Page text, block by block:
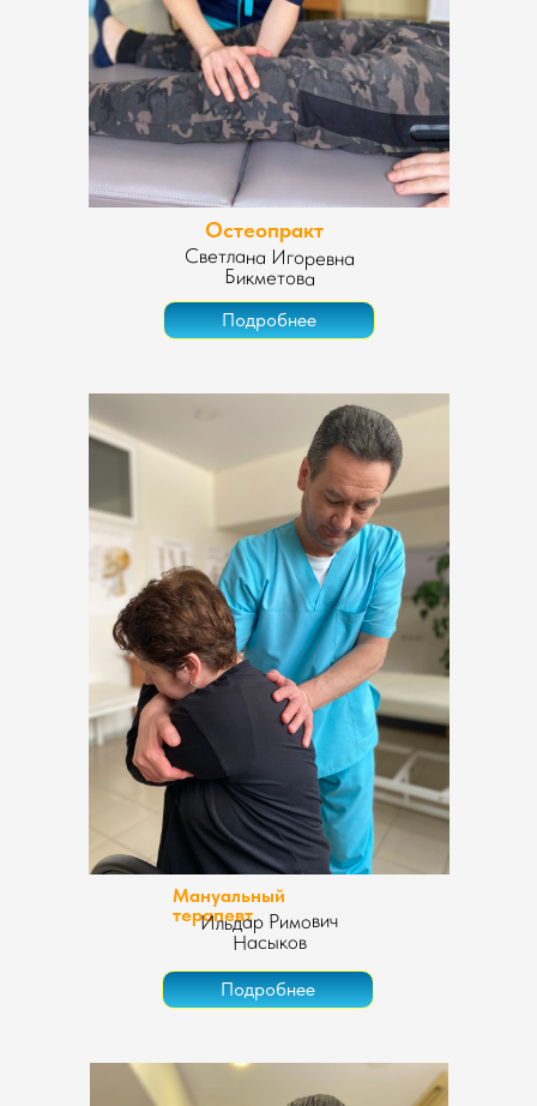
Подробнее
Остеопракт
Мануальный
терапевт
Ильдар Римович
Насыков
Светлана Игоревна
Бикметова
Подробнее